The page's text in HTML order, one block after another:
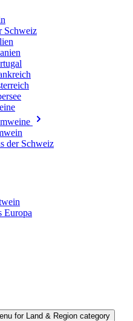
Schweiz
der Schweiz
Europa
for Land & Region category